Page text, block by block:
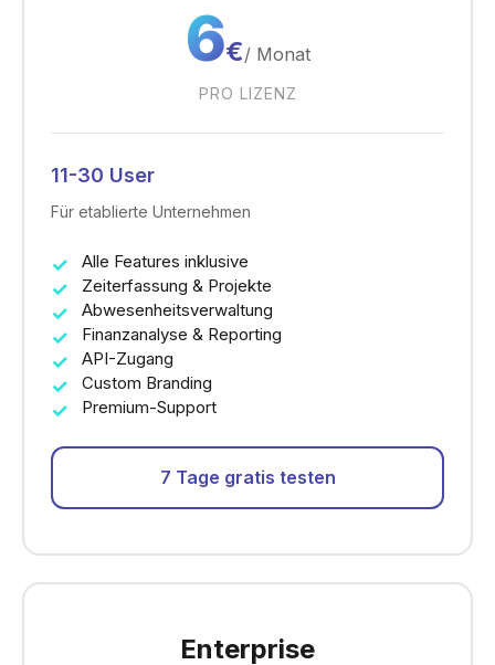
6€/ Monat
PRO LIZENZ
11-30 User
Für etablierte Unternehmen
Alle Features inklusive
Zeiterfassung & Projekte
Abwesenheitsverwaltung
Finanzanalyse & Reporting
API-Zugang
Custom Branding
Premium-Support
7 Tage gratis testen
Enterprise